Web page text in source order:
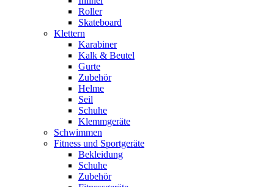
Roller
Skateboard
Klettern
Karabiner
Kalk & Beutel
Gurte
Zubehör
Helme
Seil
Schuhe
Klemmgeräte
Schwimmen
Fitness und Sportgeräte
Bekleidung
Schuhe
Zubehör